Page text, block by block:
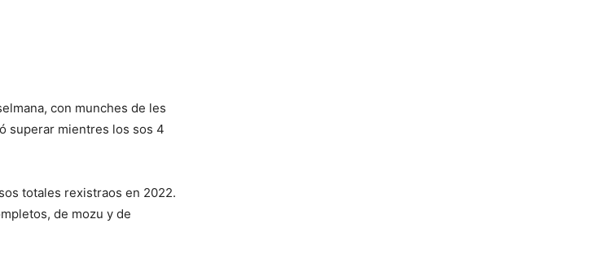
con munches de les
superar mientres los sos 4
totales rexistraos en 2022.
de mozu y de